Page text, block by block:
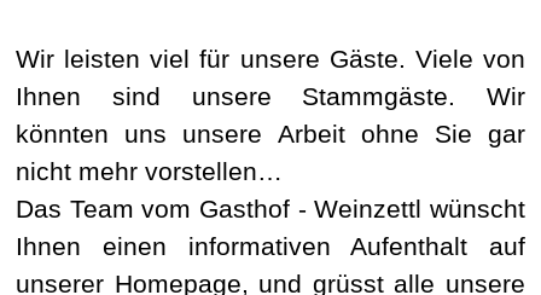
Wir leisten viel für unsere Gäste. Viele von
Ihnen sind unsere Stammgäste. Wir
könnten uns unsere Arbeit ohne Sie gar
nicht mehr vorstellen…
Das Team vom Gasthof - Weinzettl wünscht
Ihnen einen informativen Aufenthalt auf
unserer Homepage, und grüsst alle unsere